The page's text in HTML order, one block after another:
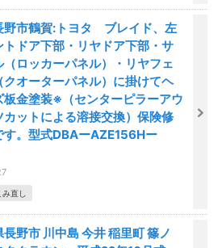
野市鶴賀:トヨタ ブレイド、左
トドア下部・リヤドア下部・サ
（ロッカーパネル）・リヤフェ
クオーターパネル）に掛けてヘ
板金塗装※（センターピラーアウ
カットによる溶接交換）保険修
す。型式DBAーAZE156Hー
直し
長野市 川中島 今井 稲里町 篠ノ